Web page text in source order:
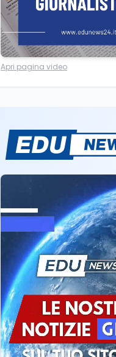
Mollare il
dati italiani
Mondo9 ago
limonata e il
Scuola
Insegnare
in Italia:
Lavoro9 ago
Salvini vuole
banche per
le pensioni:
Editoriali9
Crollo
sotto UK e
dietro il gap
Lavoro9 ago
Mollare il
Apri pagina video